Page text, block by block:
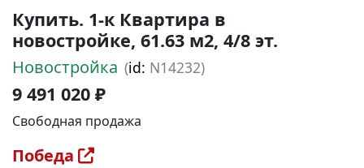
Купить. 1-к Квартира в
новостройке, 61.63 м2, 4/8 эт.
Новостройка (id: N14232)
9 491 020 ₽
Свободная продажа
Победа